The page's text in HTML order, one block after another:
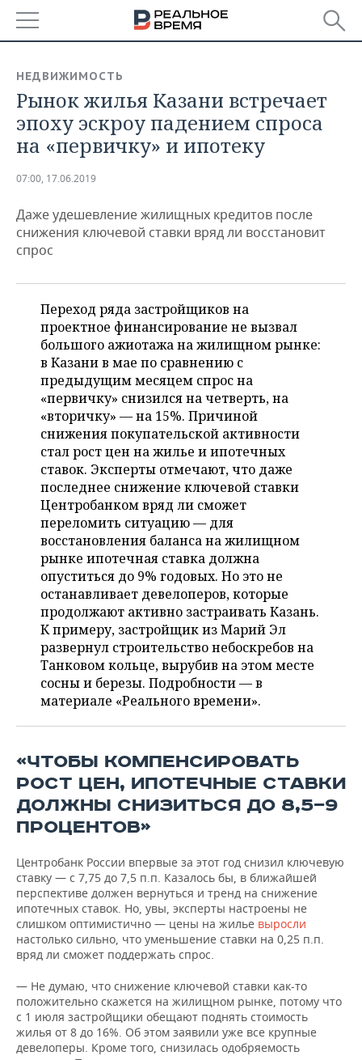
БАШКОРТОСТАН
ТАТАРСТАН
НОВОСТИ
АНАЛИТИКА
ДЕКЛАРАЦИИ О ДОХОДАХ
КОРОЛИ ГОСЗАКАЗА ПФО
ВУЗЫ ТАТАРСТАНА
КОМУ ПРИНАДЛЕЖАТ
ТОРГОВЫЕ ЦЕНТРЫ
ТАТАРСТАНА
НОВОСТИ ЭКОНОМИКИ
ФИНАНСЫ
БАНКИ
БЮДЖЕТ
ИНВЕСТИЦИИ
ПРОМЫШЛЕННОСТЬ
НОВОСТИ
ПРОМЫШЛЕННОСТИ
МАШИНОСТРОЕНИЕ
НЕФТЕХИМИЯ
НЕФТЬ
ОПК
ЭНЕРГЕТИКА
НЕДВИЖИМОСТЬ
НОВОСТИ НЕДВИЖИМОСТИ
АВТО
НОВОСТИ АВТО
БИЗНЕС
НОВОСТИ БИЗНЕСА
РОЗНИЧНАЯ ТОРГОВЛЯ
ТРАНСПОРТ
УСЛУГИ
ТЕХНОЛОГИИ
НОВОСТИ ТЕХНОЛОГИЙ
МЕДИА
ТЕЛЕКОММУНИКАЦИИ
МЕРОПРИЯТИЯ
НОВОСТИ МЕРОПРИЯТИЙ
ВЫЕЗДНАЯ РЕДАКЦИЯ
БИЗНЕС-БРАНЧИ
ONLINE-КОНФЕРЕНЦИИ
ОТКРЫТАЯ ЛЕКЦИЯ
СПОРТ
НОВОСТИ СПОРТА
ФУТБОЛ
ХОККЕЙ
БАСКЕТБОЛ
ВОЛЕЙБОЛ
КИБЕРСПОРТ
ФИГУРНОЕ КАТАНИЕ
ВОДНЫЕ ВИДЫ СПОРТА
ХОККЕЙ С МЯЧОМ
ОБЩЕСТВО
НОВОСТИ ОБЩЕСТВА
ВЛАСТЬ
ИНФРАСТРУКТУРА
ИСТОРИЯ
КУЛЬТУРА
МЕДИЦИНА
ОБРАЗОВАНИЕ
ПРОИСШЕСТВИЯ
ФОТОГАЛЕРЕЯ
СЮЖЕТЫ
СПРАВОЧНИК
СПИСОК ПЕРСОН
СПИСОК КОМПАНИЙ
ПОЛНАЯ ВЕРСИЯ
НЕДВИЖИМОСТЬ
Рынок жилья Казани встречает
эпоху эскроу падением спроса
на «первичку» и ипотеку
07:00, 17.06.2019
Даже удешевление жилищных кредитов после
снижения ключевой ставки вряд ли восстановит
спрос
Переход ряда застройщиков на
проектное финансирование не вызвал
большого ажиотажа на жилищном рынке:
в Казани в мае по сравнению с
предыдущим месяцем спрос на
«первичку» снизился на четверть, на
«вторичку» — на 15%. Причиной
снижения покупательской активности
стал рост цен на жилье и ипотечных
ставок. Эксперты отмечают, что даже
последнее снижение ключевой ставки
Центробанком вряд ли сможет
переломить ситуацию — для
восстановления баланса на жилищном
рынке ипотечная ставка должна
опуститься до 9% годовых. Но это не
останавливает девелоперов, которые
продолжают активно застраивать Казань.
К примеру, застройщик из Марий Эл
развернул строительство небоскребов на
Танковом кольце, вырубив на этом месте
сосны и березы. Подробности — в
материале «Реального времени».
«ЧТОБЫ КОМПЕНСИРОВАТЬ
РОСТ ЦЕН, ИПОТЕЧНЫЕ СТАВКИ
ДОЛЖНЫ СНИЗИТЬСЯ ДО 8,5—9
ПРОЦЕНТОВ»
Центробанк России впервые за этот год снизил ключевую
ставку — с 7,75 до 7,5 п.п. Казалось бы, в ближайшей
перспективе должен вернуться и тренд на снижение
ипотечных ставок. Но, увы, эксперты настроены не
слишком оптимистично — цены на жилье выросли
настолько сильно, что уменьшение ставки на 0,25 п.п.
вряд ли сможет поддержать спрос.
— Не думаю, что снижение ключевой ставки как-то
положительно скажется на жилищном рынке, потому что
с 1 июля застройщики обещают поднять стоимость
жилья от 8 до 16%. Об этом заявили уже все крупные
девелоперы. Кроме того, снизилась одобряемость